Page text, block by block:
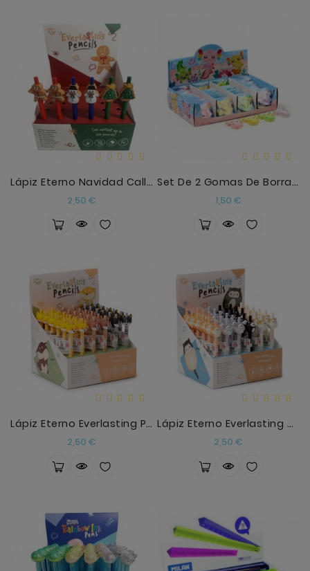
Lápiz Eterno Navidad Calle Baker Jengibre
2,50 €
Set De 2 Gomas De Borrar Ajolote (Salamandra)
1,50 €
Lápiz Eterno Everlasting Perro Adorable
2,50 €
Lápiz Eterno Everlasting Gato Adorable
2,50 €